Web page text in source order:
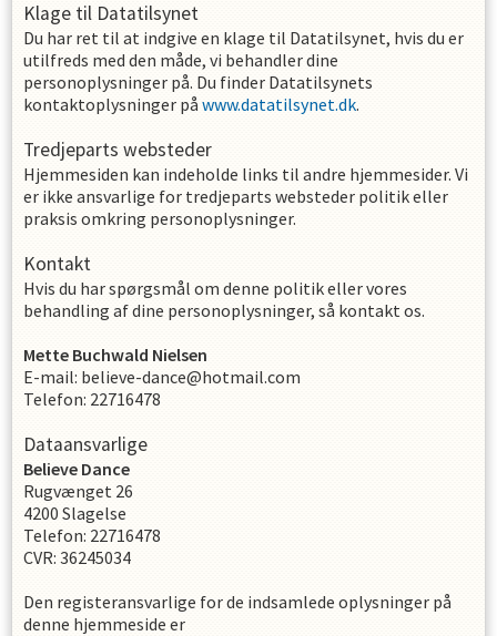
Klage til Datatilsynet
Du har ret til at indgive en klage til Datatilsynet, hvis du er
utilfreds med den måde, vi behandler dine
personoplysninger på. Du finder Datatilsynets
kontaktoplysninger påwww.datatilsynet.dk.
Tredjeparts websteder
Hjemmesiden kan indeholde links til andre hjemmesider. Vi
er ikke ansvarlige for tredjeparts websteder politik eller
praksis omkring personoplysninger.
Kontakt
Hvis du har spørgsmål om denne politik eller vores
behandling af dine personoplysninger, så kontakt os.
Mette Buchwald Nielsen
E-mail: believe-dance@hotmail.com
Telefon: 22716478
Dataansvarlige
Believe Dance
Rugvænget 26
4200 Slagelse
Telefon: 22716478
CVR: 36245034
Den registeransvarlige for de indsamlede oplysninger på
denne hjemmeside er